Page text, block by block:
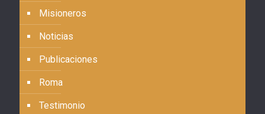
Misioneros
Noticias
Publicaciones
Roma
Testimonio